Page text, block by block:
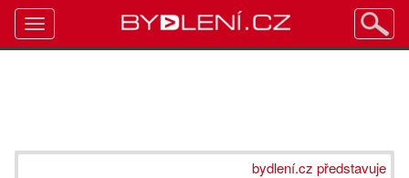
bydlení.cz představuje
Toggle
navigation